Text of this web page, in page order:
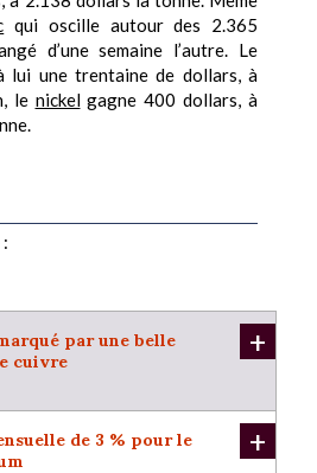
qui oscille autour des 2.365
d’une semaine l’autre. Le
lui une trentaine de dollars, à
le nickelgagne 400 dollars, à
par une belle
cuivre
+
de 3 % pour le
+